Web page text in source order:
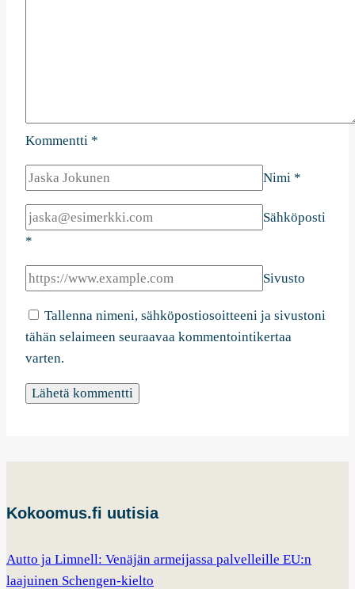
Kommentti *
Nimi *
Sähköposti
*
Sivusto
Tallenna nimeni, sähköpostiosoitteeni ja sivustoni
tähän selaimeen seuraavaa kommentointikertaa
varten.
Kokoomus.fi uutisia
Autto ja Limnell: Venäjän armeijassa palvelleille EU:n
laajuinen Schengen-kielto